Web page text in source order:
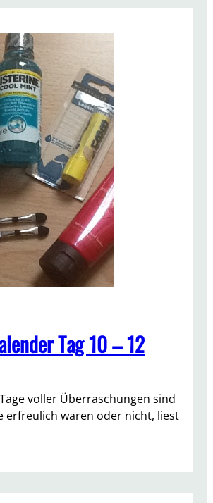
n
Tag 10 – 12
voller Überraschungen sind
erfreulich waren oder nicht, liest